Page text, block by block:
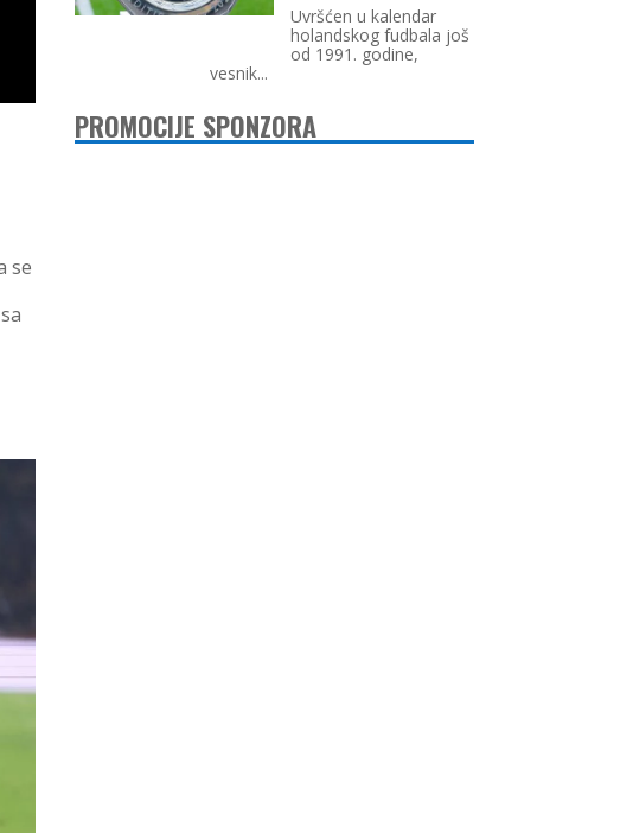
se
Uvršćen u kalendar
holandskog fudbala još
od 1991. godine,
vesnik...
PROMOCIJE SPONZORA